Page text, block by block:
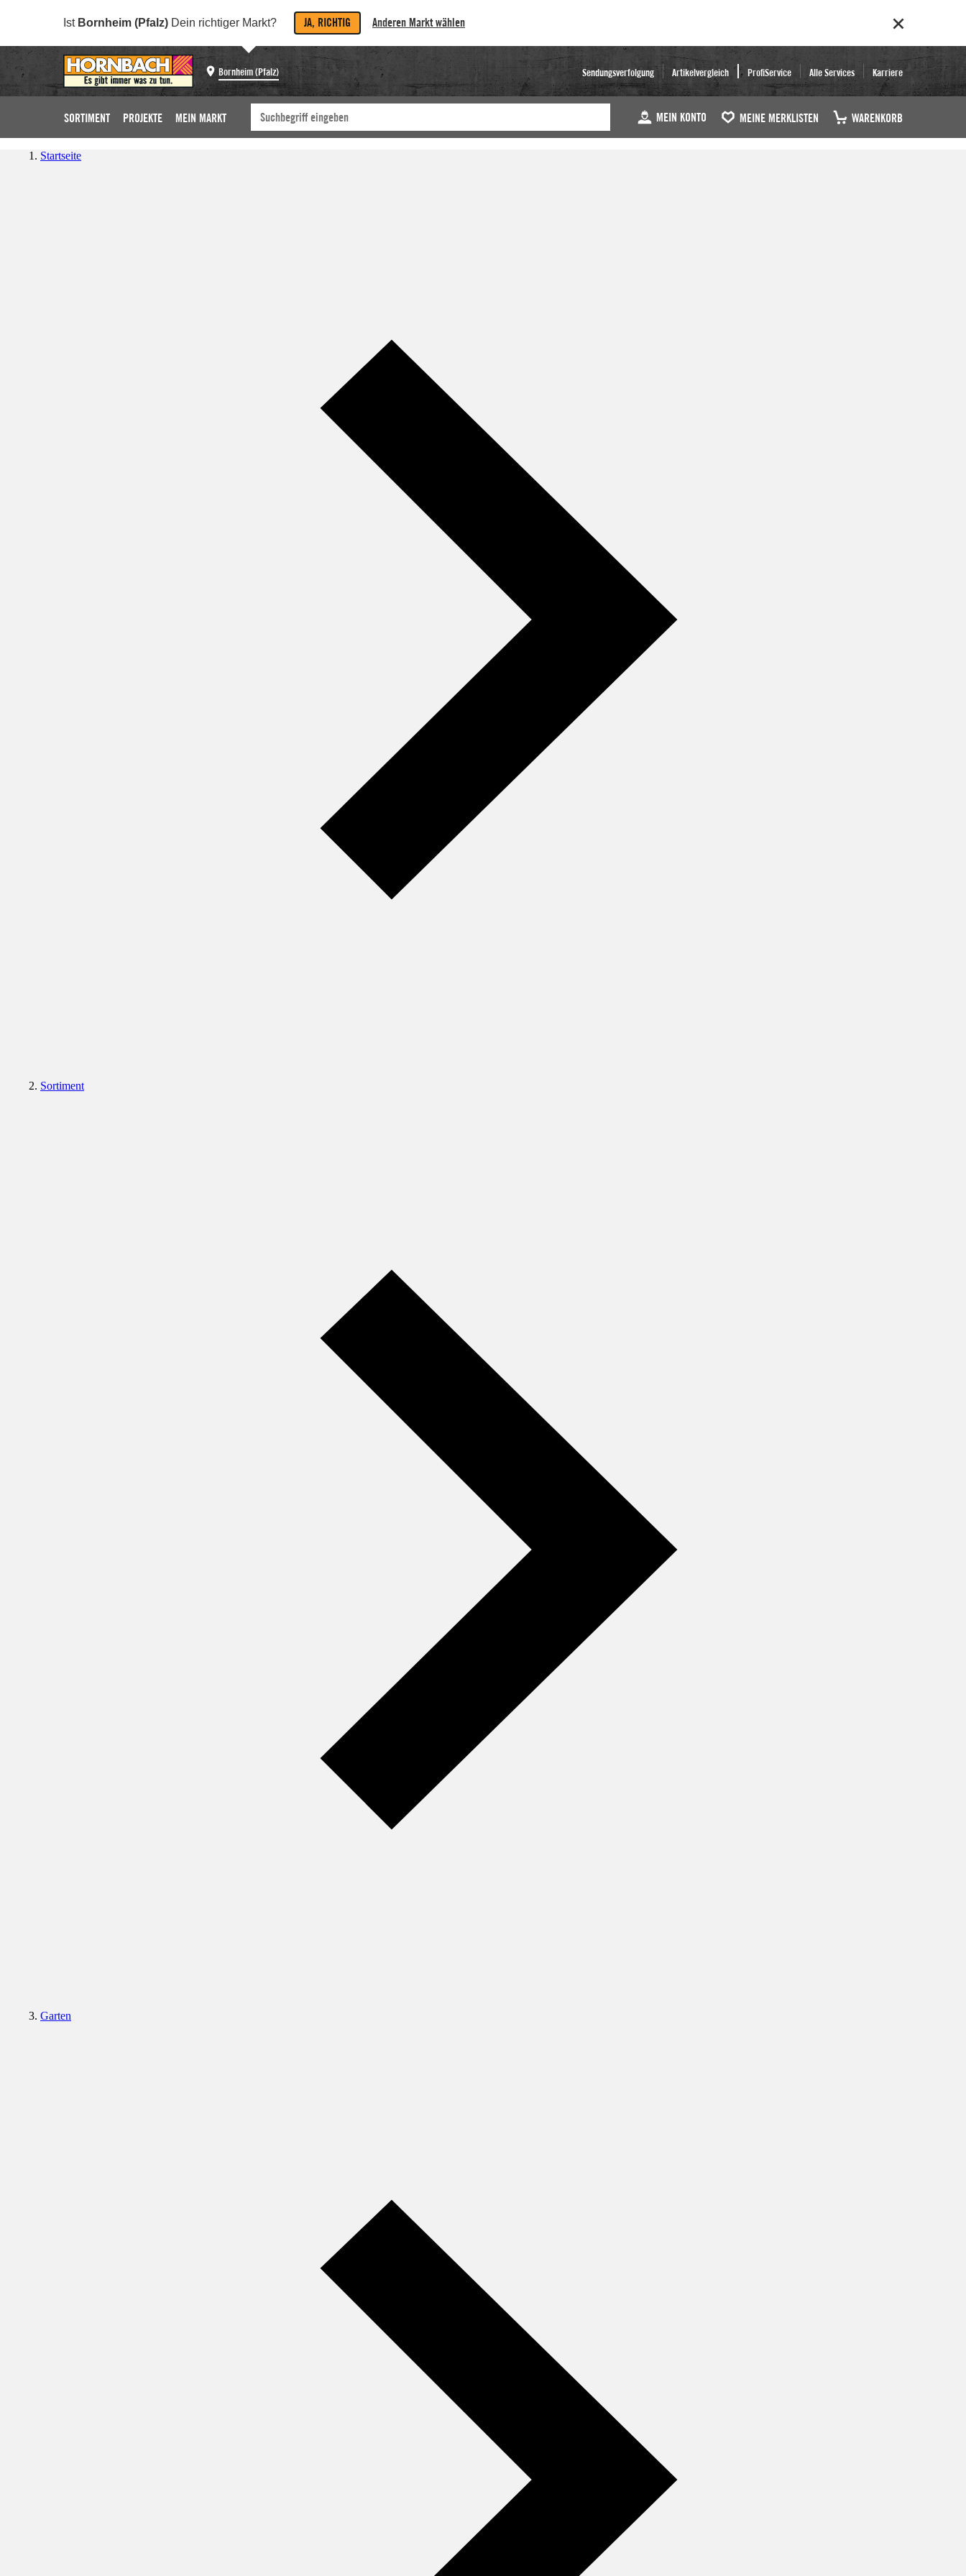
Ist Bornheim (Pfalz) Dein richtiger Markt? JA, RICHTIG Anderen Markt wählen
Bornheim (Pfalz) Sendungsverfolgung Artikelvergleich ProfiService Alle Services Karriere
SORTIMENT PROJEKTE MEIN MARKT MEIN KONTO MEINE MERKLISTEN WARENKORB
Startseite
Sortiment
Garten